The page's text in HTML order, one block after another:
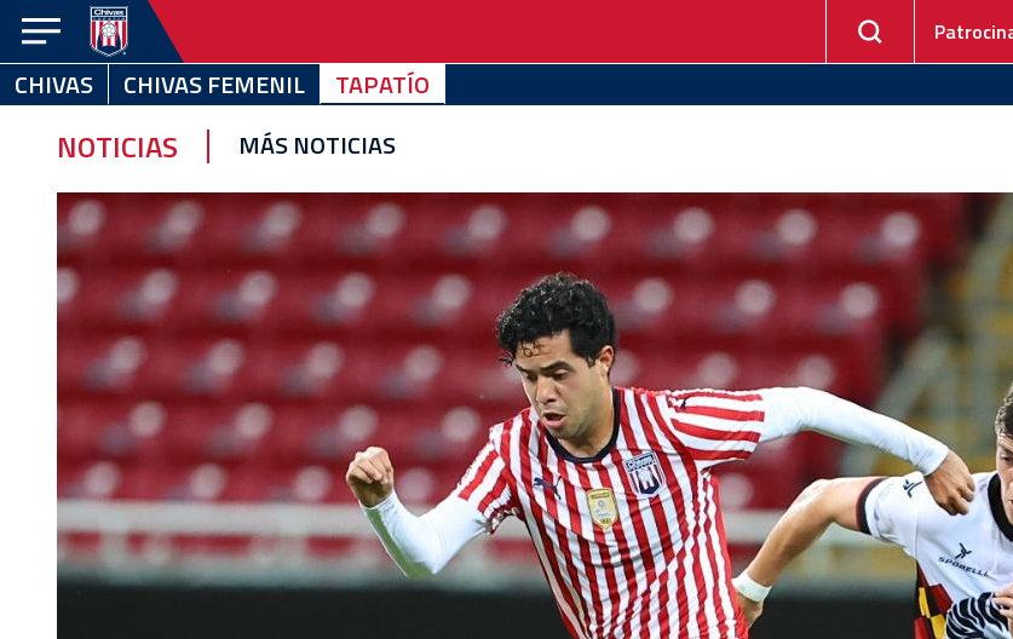
CHIVAS CHIVAS
FEMENIL TAPATÍO
NOTICIAS
VIDEOS
ESTADÍSTICAS
CALENDARIO
EQUIPO
CLUB
CHIVABONOS
EVENTOS
CHIVAS CHIVAS FEMENIL TAPATÍO
NOTICIAS MÁS NOTICIAS